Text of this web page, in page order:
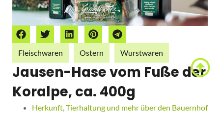
Fleischwaren Ostern Wurstwaren
Jausen-Hase vom Fuße der
Koralpe, ca. 400g
Herkunft, Tierhaltung und mehr über den Bauernhof